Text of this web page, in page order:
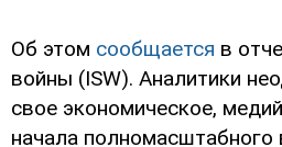
Об этом сообщается в
войны (ISW). Аналитики
свое экономическое,
начала